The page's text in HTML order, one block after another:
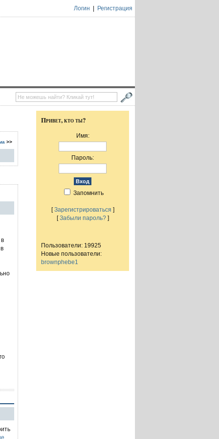
Логин Регистрация
>>
Привет, кто ты?
Имя:
Пароль:
Запомнить
[Зарегистрироваться ]
[Забыли пароль?]
Пользователи: 19925
Новые пользователи:
brownphebe1